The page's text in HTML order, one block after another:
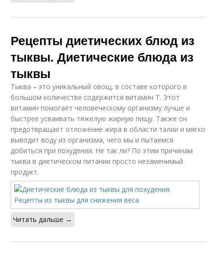
Рецепты диетических блюд из
тыквы. Диетические блюда из
тыквы
Тыква – это уникальный овощ, в составе которого в
большом количестве содержится витамин Т. Этот
витамин помогает человеческому организму лучше и
быстрее усваивать тяжелую жирную пищу. Также он
предотвращает отложение жира в области талии и мягко
выводит воду из организма, чего мы и пытаемся
добиться при похудении. Не так ли? По этим причинам
тыква в диетическом питании просто незаменимый
продукт.
Читать дальше →